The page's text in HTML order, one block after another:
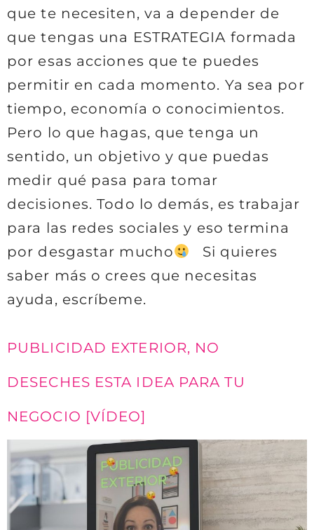
que te necesiten, va a depender de
que tengas una ESTRATEGIA formada
por esas acciones que te puedes
permitir en cada momento. Ya sea por
tiempo, economía o conocimientos.
Pero lo que hagas, que tenga un
sentido, un objetivo y que puedas
medir qué pasa para tomar
decisiones. Todo lo demás, es trabajar
para las redes sociales y eso termina
por desgastar mucho
Si quieres
saber más o crees que necesitas
ayuda, escríbeme.
PUBLICIDAD EXTERIOR, NO
DESECHES ESTA IDEA PARA TU
NEGOCIO [VÍDEO]